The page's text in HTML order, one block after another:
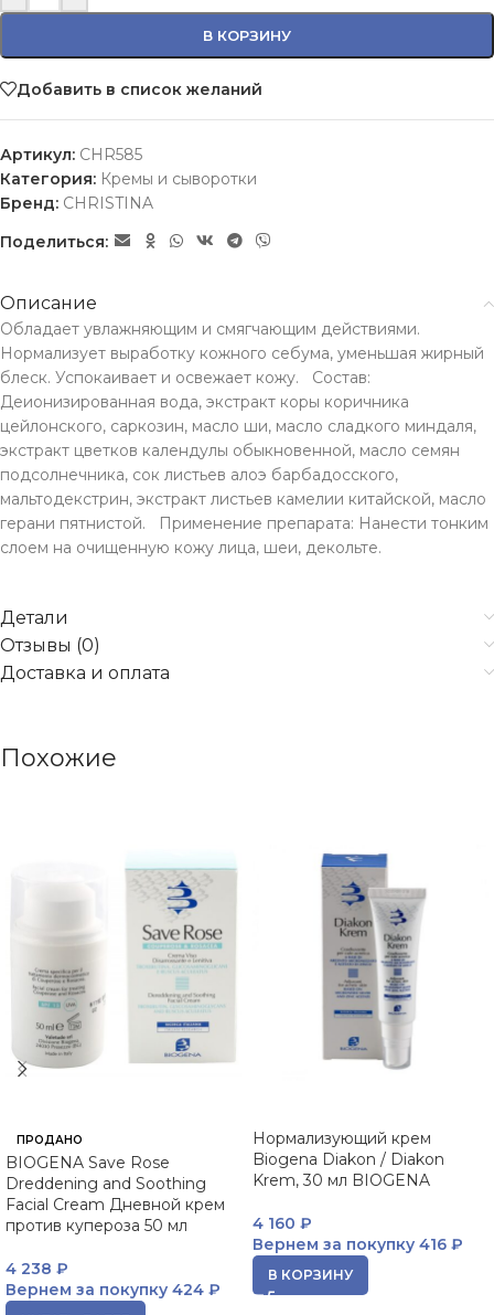
В КОРЗИНУ
Добавить в список желаний
Артикул: CHR585
Категория: Кремы и сыворотки
Бренд: CHRISTINA
Поделиться:
Описание
Обладает увлажняющим и смягчающим действиями.
Нормализует выработку кожного себума, уменьшая жирный
блеск. Успокаивает и освежает кожу. Состав:
Деионизированная вода, экстракт коры коричника
цейлонского, саркозин, масло ши, масло сладкого миндаля,
экстракт цветков календулы обыкновенной, масло семян
подсолнечника, сок листьев алоэ барбадосского,
мальтодекстрин, экстракт листьев камелии китайской, масло
герани пятнистой. Применение препарата: Нанести тонким
слоем на очищенную кожу лица, шеи, декольте.
Детали
Отзывы (0)
Доставка и оплата
Похожие
ПРОДАНО
BIOGENA Save Rose
Dreddening and Soothing
Facial Cream Дневной крем
против купероза 50 мл
4 238 ₽
Вернем за покупку 424 ₽
Нормализующий крем
Biogena Diakon / Diakon
Krem, 30 мл BIOGENA
4 160 ₽
Вернем за покупку 416 ₽
В КОРЗИНУ